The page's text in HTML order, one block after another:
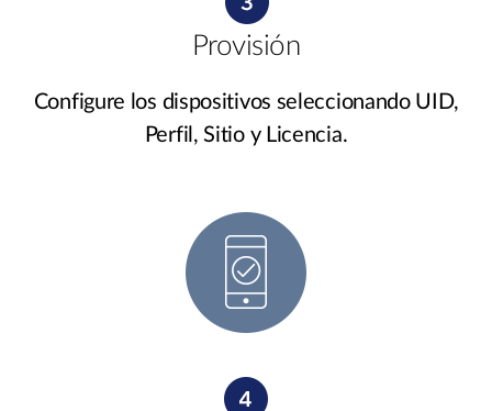
Provisión
Configure los dispositivos seleccionando UID,
Perfil, Sitio y Licencia.